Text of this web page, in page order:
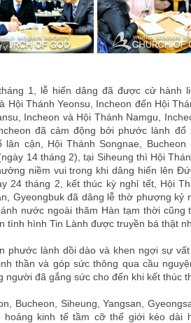
1, lễ hiến dâng đã được cử hành
Hội Thánh Yeonsu, Incheon đến Hội
Incheon và Hội Thánh Namgu,
đã cảm động bởi phước lành
lân cận, Hội Thánh Songnae,
14 tháng 2), tại Siheung thì Hội
niềm vui trong khi dâng hiến lên
24 tháng 2, kết thúc kỳ nghỉ tết, Hội
Gyeongbuk đã dâng lễ thờ phượng kỷ
nước ngoài thăm Hàn tạm thời
tình hình Tin Lành được truyền bá thật
phước lành dồi dào và khen ngợi sự
thần và góp sức thông qua cầu
người đã gắng sức cho đến khi kết thúc
Bucheon, Siheung, Yangsan,
hoảng kinh tế tầm cỡ thế giới kéo dài